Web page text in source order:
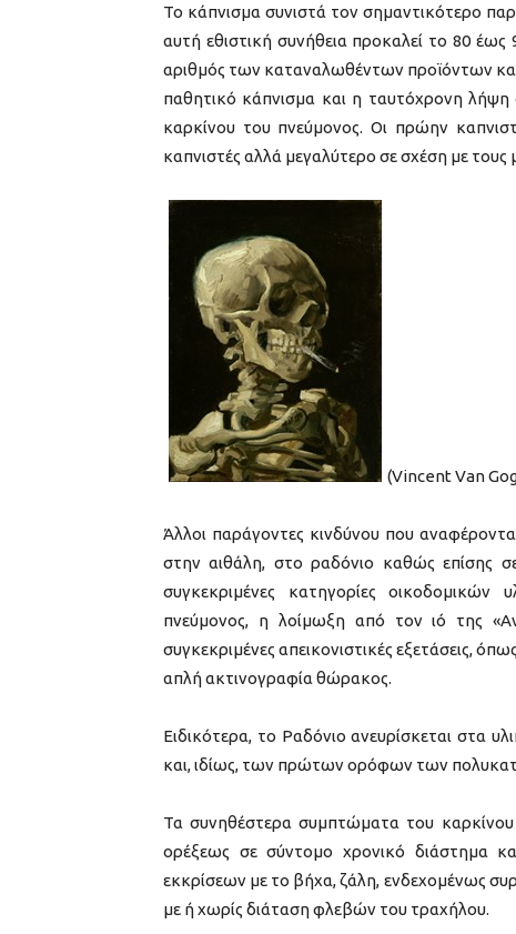
Το κάπνισμα συνιστά τον σημαντικότερο
αυτή εθιστική συνήθεια προκαλεί το 80
αριθμός των καταναλωθέντων προϊόντων
παθητικό κάπνισμα και η ταυτόχρονη
καρκίνου του πνεύμονος. Οι πρώην
καπνιστές αλλά μεγαλύτερο σε σχέση με τους
(Vincent Van
Άλλοι παράγοντες κινδύνου που
στην αιθάλη, στο ραδόνιο καθώς επίσης
συγκεκριμένες κατηγορίες
πνεύμονος, η λοίμωξη από τον ιό της
συγκεκριμένες απεικονιστικές εξετάσεις,
απλή ακτινογραφία θώρακος.
Ειδικότερα, το Ραδόνιο ανευρίσκεται στα
και, ιδίως, των πρώτων ορόφων των
Τα συνηθέστερα συμπτώματα του
ορέξεως σε σύντομο χρονικό διάστημα
εκκρίσεων με το βήχα, ζάλη, ενδεχομένως
με ή χωρίς διάταση φλεβών του τραχήλου.